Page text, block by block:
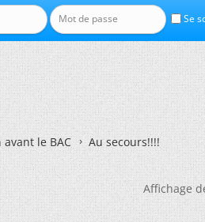
Se
le BAC Au secours!!!!
Affichage